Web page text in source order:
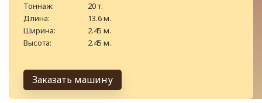
Тоннаж:
20 т.
Длина:
13.6 м.
Ширина:
2.45 м.
Высота:
2.45 м.
Заказать машину